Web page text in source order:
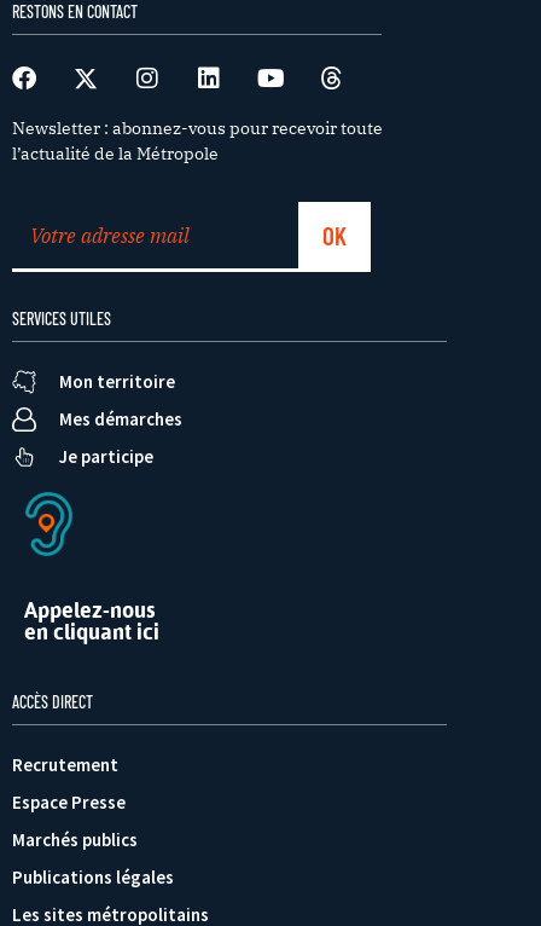
RESTONS EN CONTACT
Newsletter : abonnez-vous pour recevoir toute
l’actualité de la Métropole
SERVICES UTILES
Mon territoire
Mes démarches
Je participe
Appelez-nous
en cliquant ici
ACCÈS DIRECT
Recrutement
Espace Presse
Marchés publics
Publications légales
Les sites métropolitains